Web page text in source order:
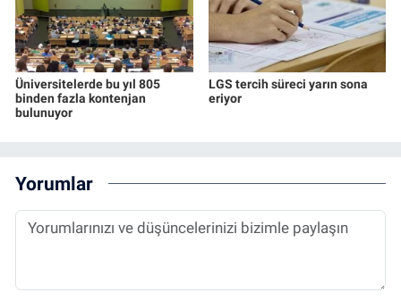
Üniversitelerde bu yıl 805
binden fazla kontenjan
bulunuyor
LGS tercih süreci yarın sona
eriyor
Yorumlar